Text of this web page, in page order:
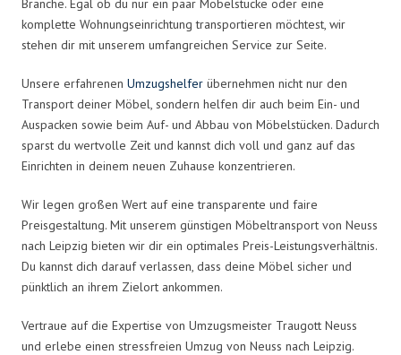
Branche. Egal ob du nur ein paar Möbelstücke oder eine
komplette Wohnungseinrichtung transportieren möchtest, wir
stehen dir mit unserem umfangreichen Service zur Seite.
Unsere erfahrenen Umzugshelfer übernehmen nicht nur den
Transport deiner Möbel, sondern helfen dir auch beim Ein- und
Auspacken sowie beim Auf- und Abbau von Möbelstücken. Dadurch
sparst du wertvolle Zeit und kannst dich voll und ganz auf das
Einrichten in deinem neuen Zuhause konzentrieren.
Wir legen großen Wert auf eine transparente und faire
Preisgestaltung. Mit unserem günstigen Möbeltransport von Neuss
nach Leipzig bieten wir dir ein optimales Preis-Leistungsverhältnis.
Du kannst dich darauf verlassen, dass deine Möbel sicher und
pünktlich an ihrem Zielort ankommen.
Vertraue auf die Expertise von Umzugsmeister Traugott Neuss
und erlebe einen stressfreien Umzug von Neuss nach Leipzig.